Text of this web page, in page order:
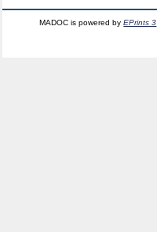
MADOC is powered byEPrints 3